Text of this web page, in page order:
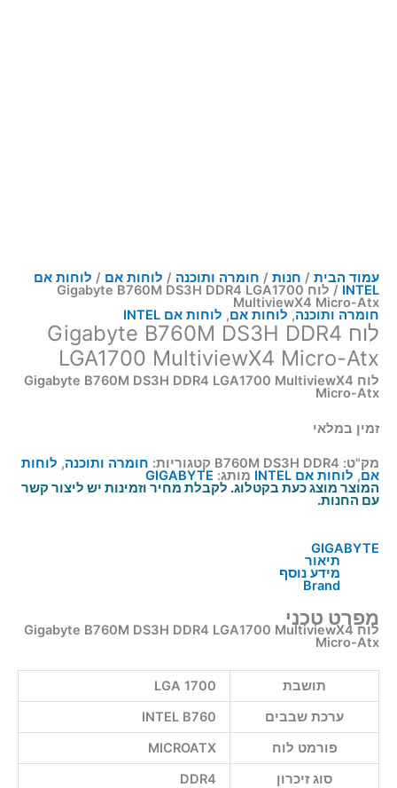
עמוד הבית / חנות / חומרה ותוכנה / לוחות אם / לוחות אם
INTEL / לוח Gigabyte B760M DS3H DDR4 LGA1700
MultiviewX4 Micro-Atx
חומרה ותוכנה, לוחות אם, לוחות אם INTEL
לוח Gigabyte B760M DS3H DDR4
LGA1700 MultiviewX4 Micro-Atx
לוח Gigabyte B760M DS3H DDR4 LGA1700 MultiviewX4
Micro-Atx
זמין במלאי
מק"ט: B760M DS3H DDR4 קטגוריות: חומרה ותוכנה, לוחות
אם, לוחות אם INTEL מותג: GIGABYTE
המוצר מוצג כעת בקטלוג. לקבלת מחיר וזמינות יש ליצור קשר
עם החנות.
GIGABYTE
תיאור
מידע נוסף
Brand
מפרט טכני
לוח Gigabyte B760M DS3H DDR4 LGA1700 MultiviewX4
Micro-Atx
תושבת
LGA 1700
ערכת שבבים
INTEL B760
פורמט לוח
MICROATX
סוג זיכרון
DDR4